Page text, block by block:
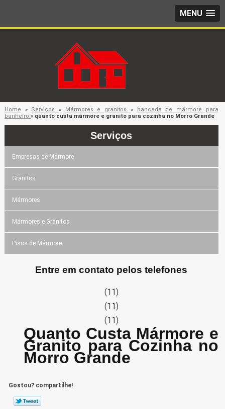
MENU
Home » Serviços» Mármores e granitos »
bancada de mármore para
banheiro » quanto custa mármore e granito para cozinha no Morro Grande
Serviços
Empresas de Mármore
Granitos
Mármores
Mármores e Granitos
Pisos de Mármore
Entre em contato pelos telefones
(11)
(11)
(11)
Quanto Custa Mármore e
Granito para Cozinha no
Morro Grande
Gostou? compartilhe!